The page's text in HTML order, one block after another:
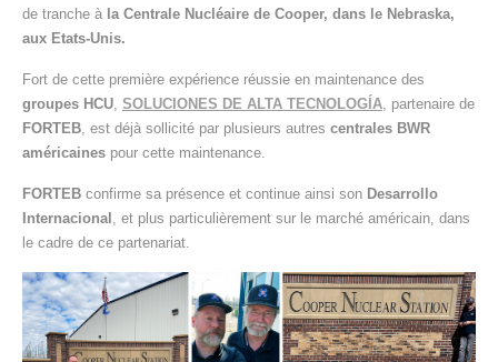
de tranche à la Centrale Nucléaire de Cooper, dans le Nebraska,
aux Etats-Unis.
Fort de cette première expérience réussie en maintenance des
groupes HCU, SOLUCIONES DE ALTA TECNOLOGÍA, partenaire de
FORTEB, est déjà sollicité par plusieurs autres centrales BWR
américaines pour cette maintenance.
FORTEB confirme sa présence et continue ainsi son Desarrollo
Internacional , et plus particulièrement sur le marché américain, dans
le cadre de ce partenariat.